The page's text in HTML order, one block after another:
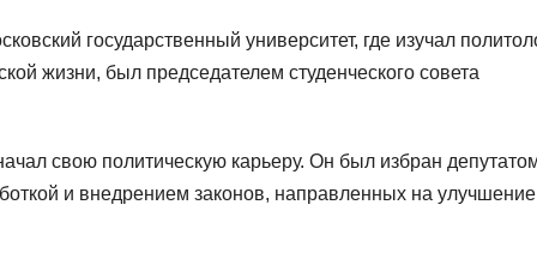
государственный университет, где изучал
жизни, был председателем студенческого совета
свою политическую карьеру. Он был избран
и внедрением законов, направленных на улучшение